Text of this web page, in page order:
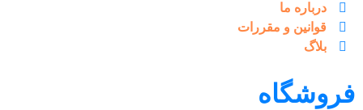
درباره ما
قوانین و مقررات
بلاگ